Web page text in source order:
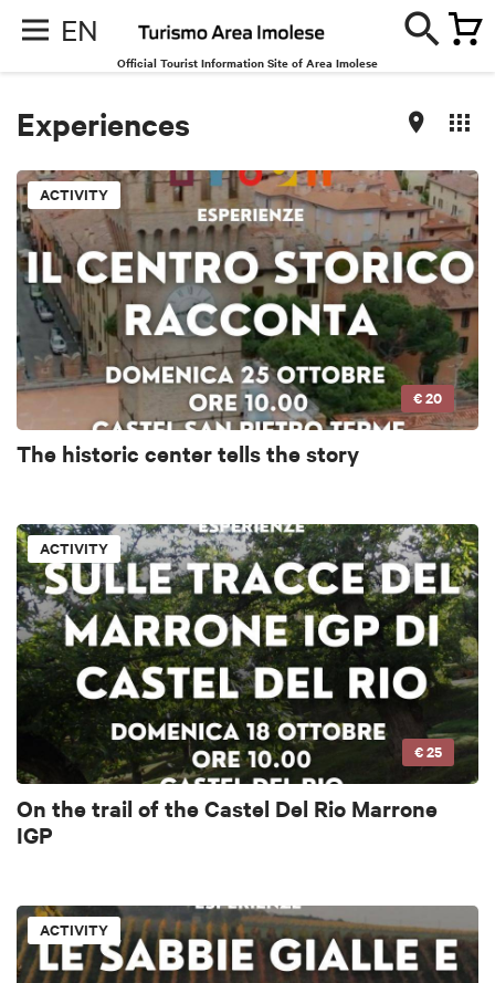
EN
Official Tourist Information Site of Area Imolese
Experiences
ACTIVITY
€ 20
The historic center tells the story
ACTIVITY
€ 25
On the trail of the Castel Del Rio Marrone
IGP
ACTIVITY